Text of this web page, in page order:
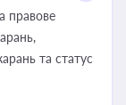
правове
та статус